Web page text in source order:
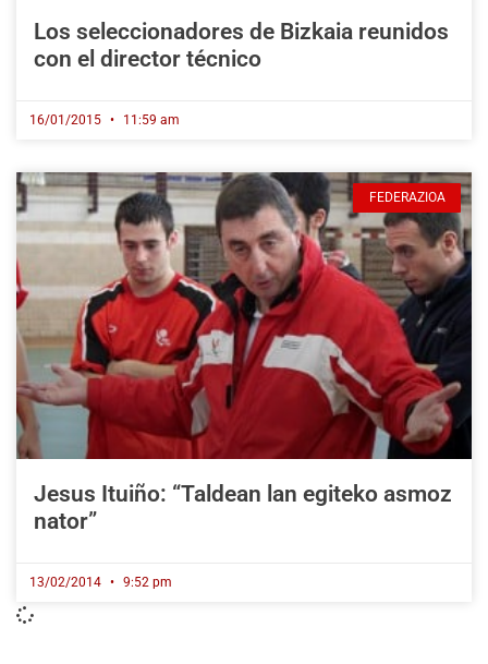
Los seleccionadores de Bizkaia reunidos
con el director técnico
16/01/2015 11:59 am
FEDERAZIOA
Jesus Ituiño: “Taldean lan egiteko asmoz
nator”
13/02/2014 9:52 pm